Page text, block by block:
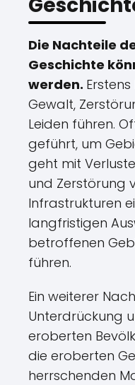
Die Nachteile
Geschichte
werden.
Gewalt,
Leiden führen.
geführt, um
geht mit
und Zerstörung
Infrastrukturen
langfristigen
betroffenen
führen.
Ein weiterer
Unterdrückung
eroberten
die eroberten
herrschenden